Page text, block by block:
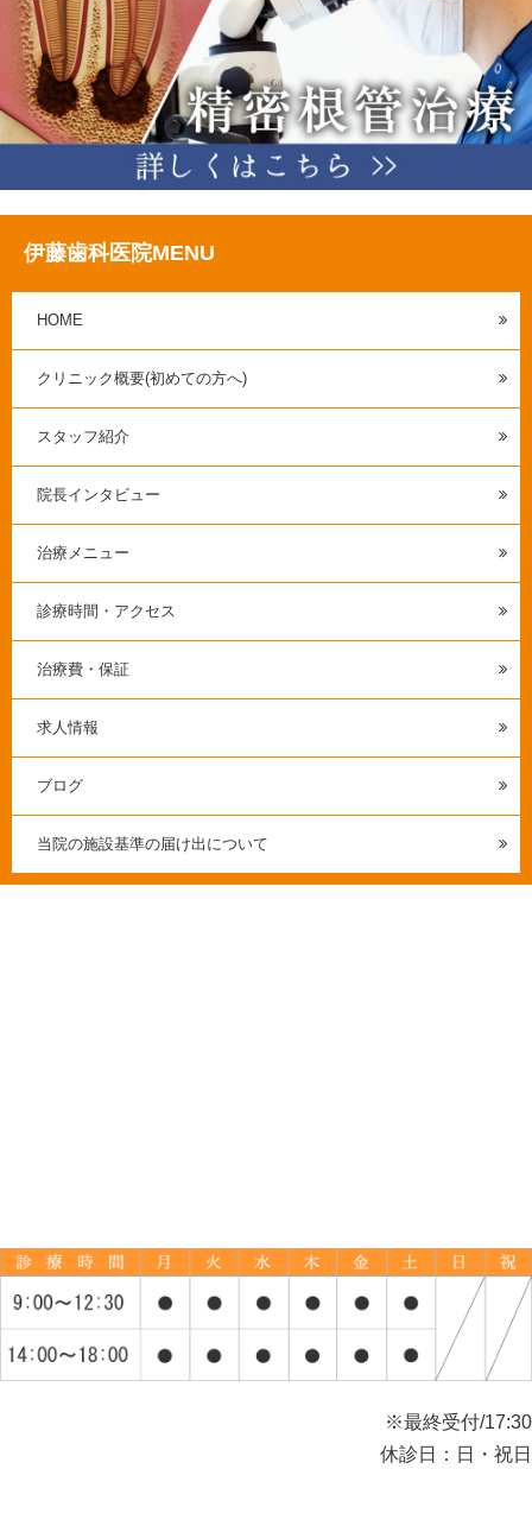
伊藤歯科医院MENU
HOME
クリニック概要(初めての方へ)
スタッフ紹介
院長インタビュー
治療メニュー
診療時間・アクセス
治療費・保証
求人情報
ブログ
当院の施設基準の届け出について
※最終受付/17:30
休診日：日・祝日